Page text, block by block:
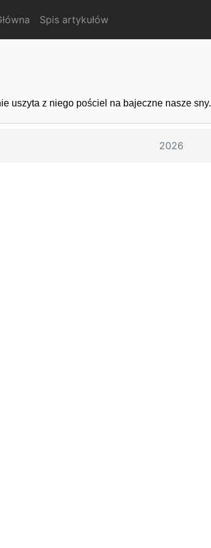
(current)
Spis artykułów
uszyta z niego pościel na bajeczne nasze sny.
2026